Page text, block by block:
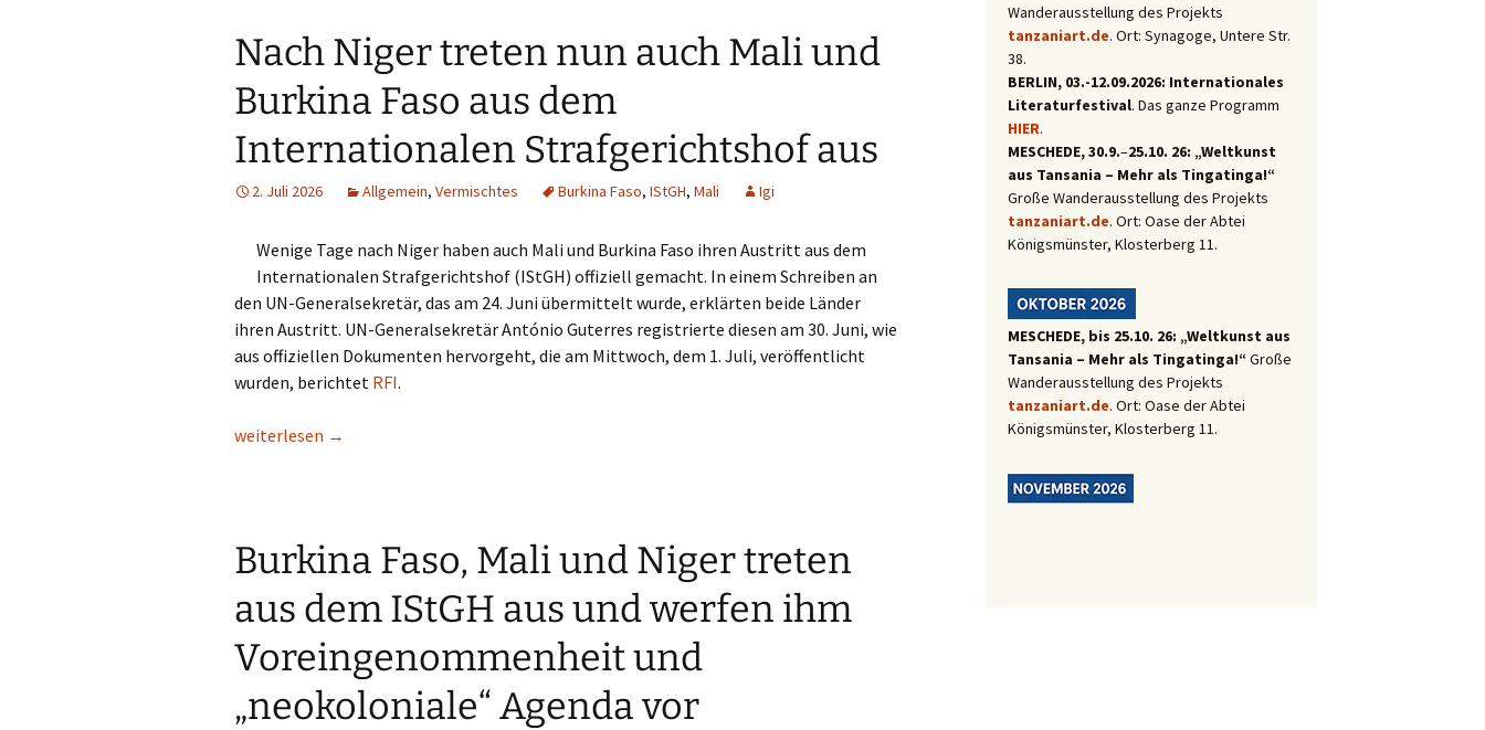
Nach Niger treten nun auch Mali und
Burkina Faso aus dem
Internationalen Strafgerichtshof aus
2. Juli 2026 Allgemein, Vermischtes Burkina Faso, IStGH, Mali Igi
Wenige Tage nach Niger haben auch Mali und Burkina Faso ihren Austritt aus dem
Internationalen Strafgerichtshof (IStGH) offiziell gemacht. In einem Schreiben an
den UN-Generalsekretär, das am 24. Juni übermittelt wurde, erklärten beide Länder
ihren Austritt. UN-Generalsekretär António Guterres registrierte diesen am 30. Juni, wie
aus offiziellen Dokumenten hervorgeht, die am Mittwoch, dem 1. Juli, veröffentlicht
wurden, berichtet RFI.
Nach Niger treten nun auch Mali und Burkina Faso aus dem Internationalen Strafgerichtshof aus
weiterlesen →
Burkina Faso, Mali und Niger treten
aus dem IStGH aus und werfen ihm
Voreingenommenheit und
„neokoloniale“ Agenda vor
Wanderausstellung des Projekts
tanzaniart.de. Ort: Synagoge, Untere Str.
38.
BERLIN, 03.-12.09.2026: Internationales
Literaturfestival. Das ganze Programm
HIER.
MESCHEDE, 30.9.–25.10. 26: „Weltkunst
aus Tansania – Mehr als Tingatinga!“
Große Wanderausstellung des Projekts
tanzaniart.de. Ort: Oase der Abtei
Königsmünster, Klosterberg 11.
MESCHEDE, bis 25.10. 26: „Weltkunst aus
Tansania – Mehr als Tingatinga!“Große
Wanderausstellung des Projekts
tanzaniart.de. Ort: Oase der Abtei
Königsmünster, Klosterberg 11.